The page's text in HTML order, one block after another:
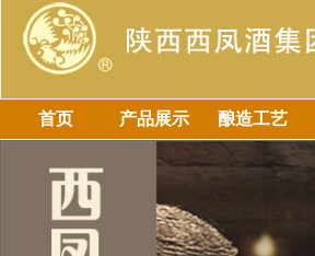
首页 产品展示 酿造工艺